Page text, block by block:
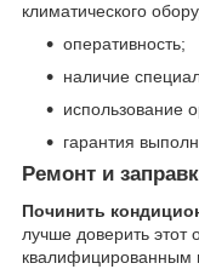
климатического
оперативность;
наличие
использование
гарантия
Ремонт и
Починить
лучше доверить этот
квалифицированным